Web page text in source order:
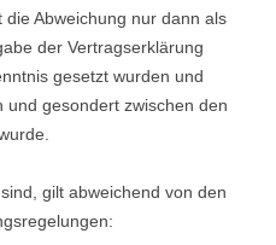
Abweichung nur dann als
der Vertragserklärung
gesetzt wurden und
und gesondert zwischen den
gilt abweichend von den